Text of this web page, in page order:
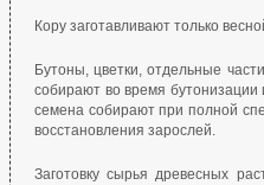
Кору заготавливают только
Бутоны, цветки, отдельные
собирают во время
семена собирают при полной
восстановления зарослей.
Заготовку сырья древесных